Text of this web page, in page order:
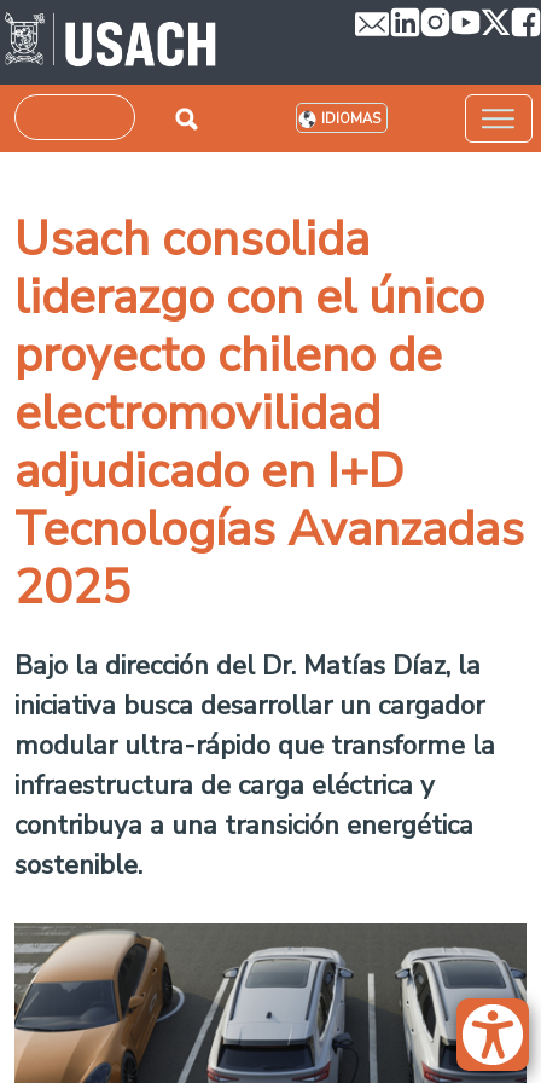
Pasar al contenido principal
Buscar IDIOMAS
Usach consolida
liderazgo con el único
proyecto chileno de
electromovilidad
adjudicado en I+D
Tecnologías Avanzadas
2025
Bajo la dirección del Dr. Matías Díaz, la
iniciativa busca desarrollar un cargador
modular ultra-rápido que transforme la
infraestructura de carga eléctrica y
contribuya a una transición energética
sostenible.